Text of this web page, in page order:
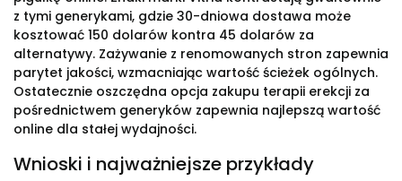
z tymi generykami, gdzie 30-dniowa dostawa może
kosztować 150 dolarów kontra 45 dolarów za
alternatywy. Zażywanie z renomowanych stron zapewnia
parytet jakości, wzmacniając wartość ścieżek ogólnych.
Ostatecznie oszczędna opcja zakupu terapii erekcji za
pośrednictwem generyków zapewnia najlepszą wartość
online dla stałej wydajności.
Wnioski i najważniejsze przykłady